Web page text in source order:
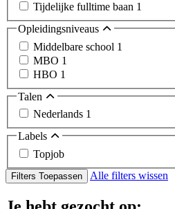
Tijdelijke fulltime baan 1
Opleidingsniveaus
Middelbare school 1
MBO 1
HBO 1
Talen
Nederlands 1
Labels
Topjob
Filters Toepassen Alle filters wissen